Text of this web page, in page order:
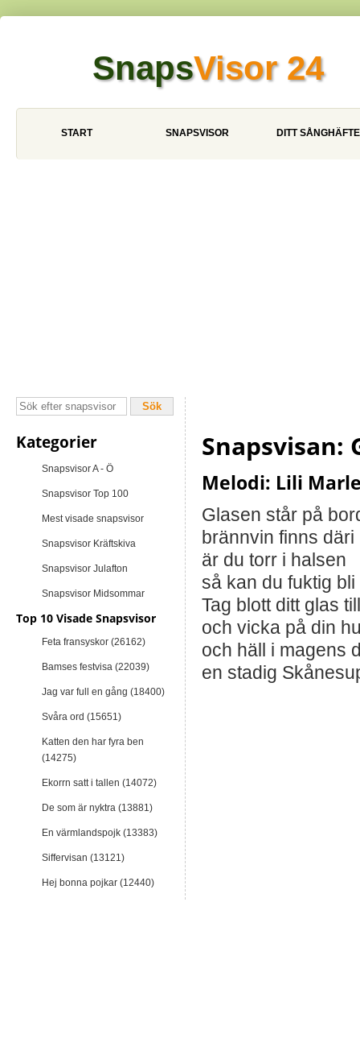
SnapsVisor 24
START SNAPSVISOR DITT SÅNGHÄFTE
Kategorier
Snapsvisor A - Ö
Snapsvisor Top 100
Mest visade snapsvisor
Snapsvisor Kräftskiva
Snapsvisor Julafton
Snapsvisor Midsommar
Top 10 Visade Snapsvisor
Feta fransyskor (26162)
Bamses festvisa (22039)
Jag var full en gång (18400)
Svåra ord (15651)
Katten den har fyra ben
(14275)
Ekorrn satt i tallen (14072)
De som är nyktra (13881)
En värmlandspojk (13383)
Siffervisan (13121)
Hej bonna pojkar (12440)
Snapsvisan:
Melodi: Lili
Glasen står på
brännvin finns däri
är du torr i halsen
så kan du fuktig bli
Tag blott ditt glas
och vicka på din
och häll i magens
en stadig